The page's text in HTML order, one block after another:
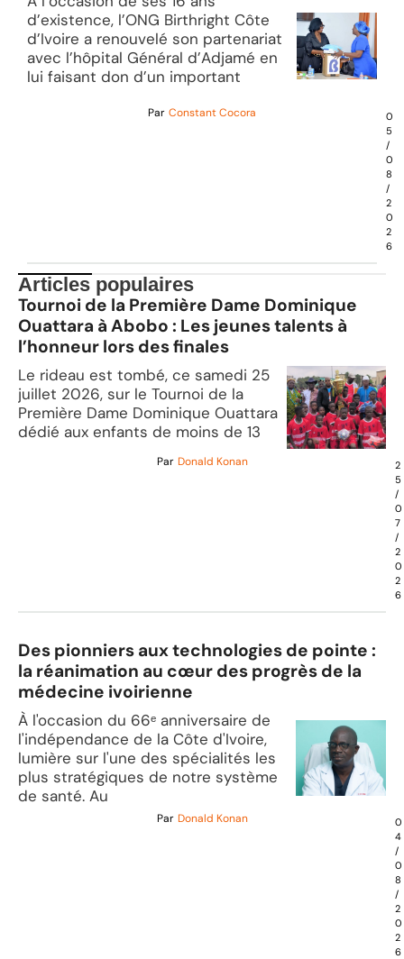
d’existence, l’ONG Birthright Côte
d’Ivoire a renouvelé son partenariat
avec l’hôpital Général d’Adjamé en
lui faisant don d’un important
Par Constant Cocora
0
5
/
0
8
/
2
0
2
6
Articles populaires
Tournoi de la Première Dame Dominique
Ouattara à Abobo : Les jeunes talents à
l’honneur lors des finales
Le rideau est tombé, ce samedi 25
juillet 2026, sur le Tournoi de la
Première Dame Dominique Ouattara
dédié aux enfants de moins de 13
Par Donald Konan
2
5
/
0
7
/
2
0
2
6
Des pionniers aux technologies de pointe :
la réanimation au cœur des progrès de la
médecine ivoirienne
À l'occasion du 66ᵉ anniversaire de
l'indépendance de la Côte d'Ivoire,
lumière sur l'une des spécialités les
plus stratégiques de notre système
de santé. Au
Par Donald Konan
0
4
/
0
8
/
2
0
2
6